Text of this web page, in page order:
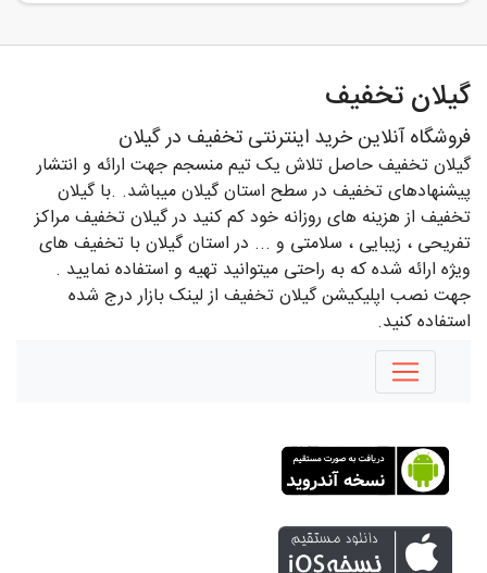
گیلان تخفیف
فروشگاه آنلاین خرید اینترنتی تخفیف در گیلان
گیلان تخفیف حاصل تلاش یک تیم منسجم جهت ارائه و انتشار
پیشنهادهای تخفیف در سطح استان گیلان میباشد. .با گیلان
تخفیف از هزینه های روزانه خود کم کنید در گیلان تخفیف مراکز
تفریحی ، زیبایی ، سلامتی و ... در استان گیلان با تخفیف های
ویژه ارائه شده که به راحتی میتوانید تهیه و استفاده نمایید .
جهت نصب اپلیکیشن گیلان تخفیف از لینک بازار درج شده
استفاده کنید.